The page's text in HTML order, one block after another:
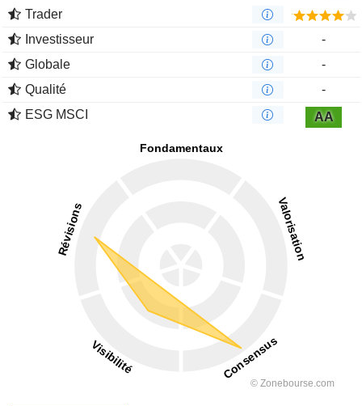
Trader
Investisseur
-
Globale
-
Qualité
-
ESG MSCI
AA